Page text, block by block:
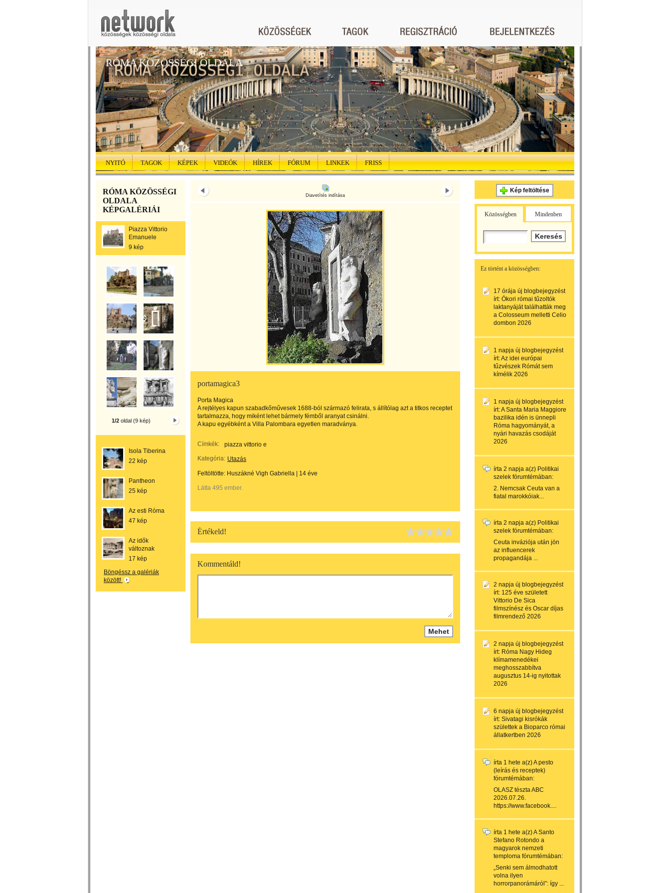
RÓMA KÖZÖSSÉGI OLDALA
NYITÓ TAGOK KÉPEK VIDEÓK HÍREK FÓRUM LINKEK FRISS
RÓMA KÖZÖSSÉGI
OLDALA
KÉPGALÉRIÁI
Piazza Vittorio
Emanuele
9 kép
1/2 oldal (9 kép)
Isola Tiberina
22 kép
Pantheon
25 kép
Az esti Róma
47 kép
Az idők
változnak
17 kép
Böngéssz a galériák
között!
Diavetítés indítása
portamagica3
Porta Magica
A rejtélyes kapun szabadkőművesek 1688-ból származó felirata, s állítólag azt a titkos receptet
tartalmazza, hogy miként lehet bármely fémből aranyat csinálni.
A kapu egyébként a Villa Palombara egyetlen maradványa.
Címkék:
piazza vittorio e
Kategória: Utazás
Feltöltötte: Huszákné Vigh Gabriella 14 éve
Látta 495 ember.
Értékeld!
Kommentáld!
Kép feltöltése
Közösségben Mindenben
Ez történt a közösségben:
17 órája új blogbejegyzést
írt: Ókori római tűzoltók
laktanyáját találhatták meg
a Colosseum melletti Celio
dombon 2026
1 napja új blogbejegyzést
írt:Az idei európai
tűzvészek Rómát sem
kímélik 2026
1 napja új blogbejegyzést
írt:A Santa Maria Maggiore
bazilika idén is ünnepli
Róma hagyományát, a
nyári havazás csodáját
2026
írta 2 napja a(z) Politikai
szelek fórumtémában:
2. Nemcsak Ceuta van a
fiatal marokkóiak...
írta 2 napja a(z) Politikai
szelek fórumtémában:
Ceuta inváziója után jön
az influencerek
propagandája ...
2 napja új blogbejegyzést
írt: 125 éve született
Vittorio De Sica
filmszínész és Oscar díjas
filmrendező 2026
2 napja új blogbejegyzést
írt: Róma Nagy Hideg
klímamenedékei
meghosszabbítva
augusztus 14-ig nyitottak
2026
6 napja új blogbejegyzést
írt: Sivatagi kisrókák
születtek a Bioparco római
állatkertben 2026
írta 1 hete a(z)A pesto
(leírás és receptek)
fórumtémában:
OLASZ tészta ABC
2026.07.26.
https://www.facebook....
írta 1 hete a(z)A Santo
Stefano Rotondo a
magyarok nemzeti
temploma fórumtémában:
„Senki sem álmodhatott
volna ilyen
horrorpanorámáról”: így ...